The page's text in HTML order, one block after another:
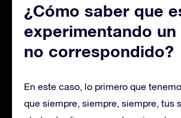
¿Cómo saber que
experimentando un
no correspondido?
En este caso, lo primero que
que siempre, siempre, siempre, tus